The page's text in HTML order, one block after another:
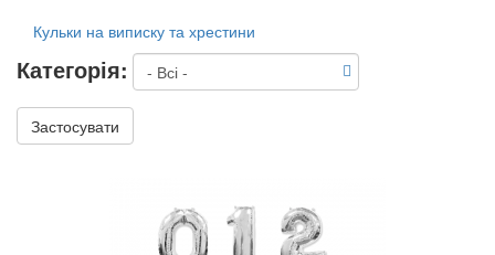
Кульки на виписку та хрестини
Категорія:
Застосувати